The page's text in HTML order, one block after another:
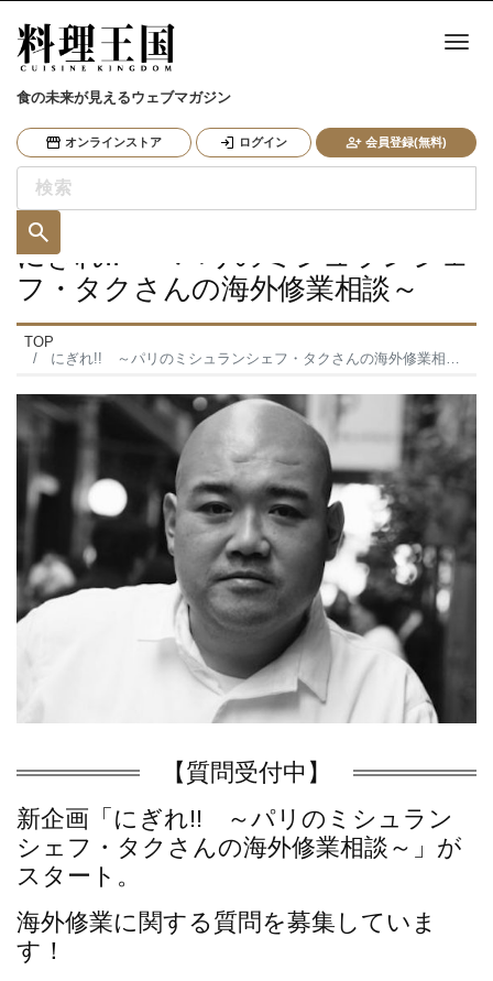
食の未来が見えるウェブマガジン
オンラインストア ログイン 会員登録(無料)
ナ
にぎれ!! ～パリのミシュランシェ
フ・タクさんの海外修業相談～
TOP
にぎれ!! ～パリのミシュランシェフ・タクさんの海外修業相談～
【質問受付中】
新企画「にぎれ!! ～パリのミシュラン
シェフ・タクさんの海外修業相談～」が
スタート。
海外修業に関する質問を募集していま
す！